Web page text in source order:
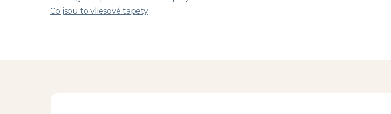
Co jsou to vliesové tapety